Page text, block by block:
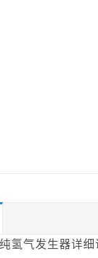
氢气发生器详细